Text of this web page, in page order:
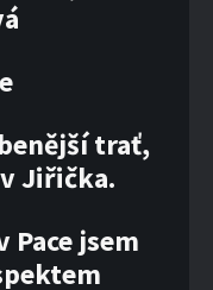
trať,
Jiřička.
jsem